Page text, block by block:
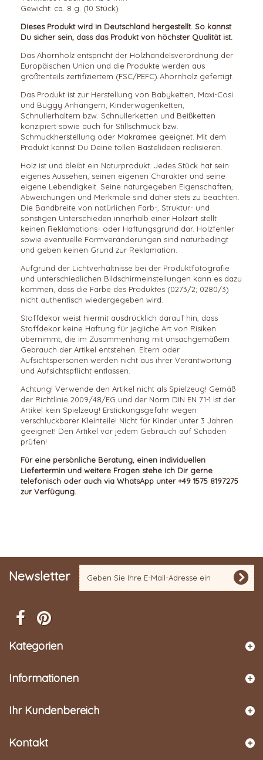
Gewicht: ca. 8 g. (10 Stück)
Dieses Produkt wird in Deutschland hergestellt. So kannst
Du sicher sein, dass das Produkt von höchster Qualität ist.
Das Ahornholz entspricht der Holzhandelsverordnung der
Europäischen Union und die Produkte werden aus
größtenteils zertifiziertem (FSC/PEFC) Ahornholz gefertigt.
Das Produkt ist zur Herstellung von Babyketten, Maxi-Cosi
und Buggy Anhängern, Kinderwagenketten,
Schnullerhaltern bzw. Schnullerketten und Beißketten
konzipiert sowie auch für Stillschmuck bzw.
Schmuckherstellung oder Makramee geeignet. Mit dem
Produkt kannst Du Deine tollen Bastelideen realisieren.
Holz ist und bleibt ein Naturprodukt. Jedes Stück hat sein
eigenes Aussehen, seinen eigenen Charakter und seine
eigene Lebendigkeit. Seine naturgegeben Eigenschaften,
Abweichungen und Merkmale sind daher stets zu beachten.
Die Bandbreite von natürlichen Farb-, Struktur- und
sonstigen Unterschieden innerhalb einer Holzart stellt
keinen Reklamations- oder Haftungsgrund dar. Holzfehler
sowie eventuelle Formveränderungen sind naturbedingt
und geben keinen Grund zur Reklamation.
Aufgrund der Lichtverhältnisse bei der Produktfotografie
und unterschiedlichen Bildschirmeinstellungen kann es dazu
kommen, dass die Farbe des Produktes (0273/2; 0280/3)
nicht authentisch wiedergegeben wird.
Stoffdekor weist hiermit ausdrücklich darauf hin, dass
Stoffdekor keine Haftung für jegliche Art von Risiken
übernimmt, die im Zusammenhang mit unsachgemäßem
Gebrauch der Artikel entstehen. Eltern oder
Aufsichtspersonen werden nicht aus ihrer Verantwortung
und Aufsichtspflicht entlassen.
Achtung! Verwende den Artikel nicht als Spielzeug! Gemäß
der Richtlinie 2009/48/EG und der Norm DIN EN 71-1 ist der
Artikel kein Spielzeug! Erstickungsgefahr wegen
verschluckbarer Kleinteile! Nicht für Kinder unter 3 Jahren
geeignet! Den Artikel vor jedem Gebrauch auf Schäden
prüfen!
Für eine persönliche Beratung, einen individuellen
Liefertermin und weitere Fragen stehe ich Dir gerne
telefonisch oder auch via WhatsApp unter +49 1575 8197275
zur Verfügung.
Newsletter
Kategorien
Informationen
Ihr Kundenbereich
Kontakt